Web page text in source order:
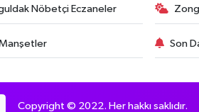
Nöbetçi Eczaneler
Son
Copyright © 2022. Her hakkı saklıdır.